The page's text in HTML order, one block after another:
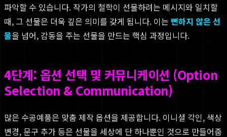
파악할 수 있습니다. 작가의 철학이 선물하려는 메시지와 일치할
때, 그 선물은 더욱 깊은 의미를 갖게 됩니다. 이는 뻔하지 않은 선
물을 넘어, 감동을 주는 선물을 만드는 핵심 과정입니다.
4단계: 옵션 선택 및 커뮤니케이션 (Option
Selection & Communication)
많은 수공예품은 맞춤 제작 옵션을 제공합니다. 이니셜 각인, 색상
변경, 문구 추가 등은 선물을 세상에 단 하나뿐인 것으로 만들어줍